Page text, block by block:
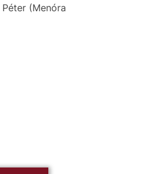
(Menóra